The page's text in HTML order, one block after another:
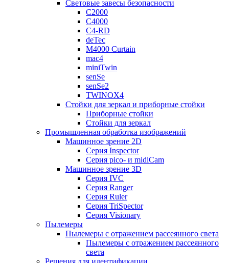
Световые завесы безопасности
C2000
C4000
C4-RD
deTec
M4000 Curtain
mac4
miniTwin
senSe
senSe2
TWINOX4
Стойки для зеркал и приборные стойки
Приборные стойки
Стойки для зеркал
Промышленная обработка изображений
Машинное зрение 2D
Серия Inspector
Серия pico- и midiCam
Машинное зрение 3D
Серия IVC
Серия Ranger
Серия Ruler
Серия TriSpector
Серия Visionary
Пылемеры
Пылемеры с отражением рассеянного света
Пылемеры с отражением рассеянного
света
Решения для идентификации